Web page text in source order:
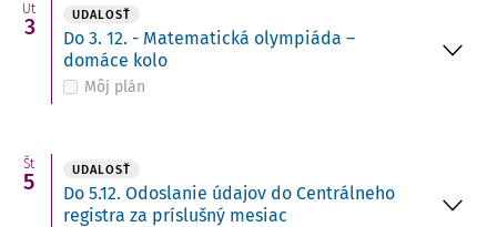
Ut
3 UDALOSŤ
Do 3. 12. - Matematická olympiáda –
domáce kolo
Môj plán
Št
5 UDALOSŤ
Do 5.12. Odoslanie údajov do Centrálneho
registra za príslušný mesiac